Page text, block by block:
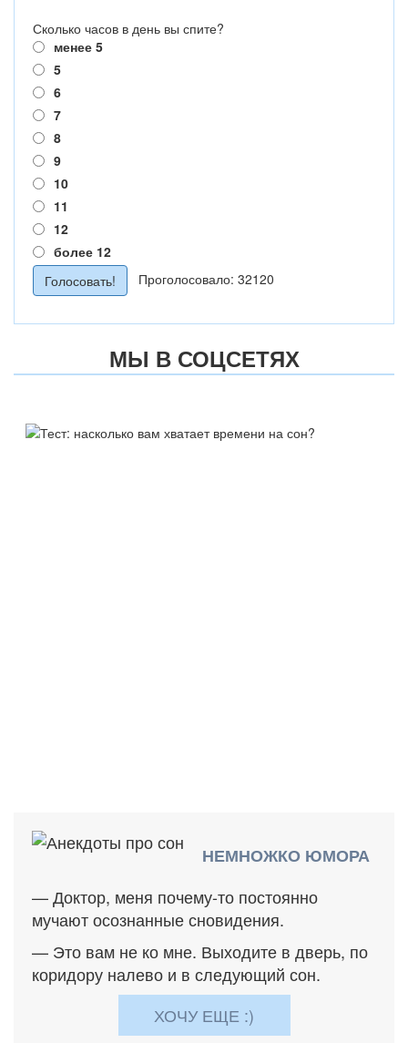
Сколько часов в день вы спите?
менее 5
5
6
7
8
9
10
11
12
более 12
Проголосовало: 32120
МЫ В СОЦСЕТЯХ
НЕМНОЖКО ЮМОРА
— Доктор, меня почему-то постоянно
мучают осознанные сновидения.
— Это вам не ко мне. Выходите в дверь, по
коридору налево и в следующий сон.
ХОЧУ ЕЩЕ :)